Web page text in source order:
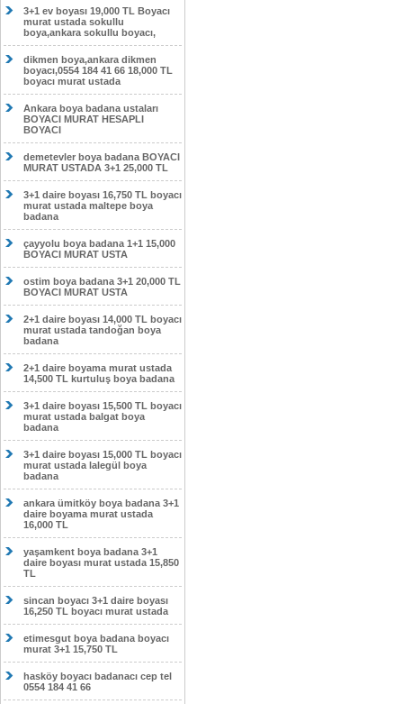
3+1 ev boyası 19,000 TL Boyacı
murat ustada sokullu
boya,ankara sokullu boyacı,
dikmen boya,ankara dikmen
boyacı,0554 184 41 66 18,000 TL
boyacı murat ustada
Ankara boya badana ustaları
BOYACI MURAT HESAPLI
BOYACI
demetevler boya badana BOYACI
MURAT USTADA 3+1 25,000 TL
3+1 daire boyası 16,750 TL boyacı
murat ustada maltepe boya
badana
çayyolu boya badana 1+1 15,000
BOYACI MURAT USTA
ostim boya badana 3+1 20,000 TL
BOYACI MURAT USTA
2+1 daire boyası 14,000 TL boyacı
murat ustada tandoğan boya
badana
2+1 daire boyama murat ustada
14,500 TL kurtuluş boya badana
3+1 daire boyası 15,500 TL boyacı
murat ustada balgat boya
badana
3+1 daire boyası 15,000 TL boyacı
murat ustada lalegül boya
badana
ankara ümitköy boya badana 3+1
daire boyama murat ustada
16,000 TL
yaşamkent boya badana 3+1
daire boyası murat ustada 15,850
TL
sincan boyacı 3+1 daire boyası
16,250 TL boyacı murat ustada
etimesgut boya badana boyacı
murat 3+1 15,750 TL
hasköy boyacı badanacı cep tel
0554 184 41 66